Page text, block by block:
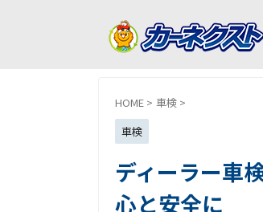
HOME > 車検 >
車検
ディーラー車
心と安全に